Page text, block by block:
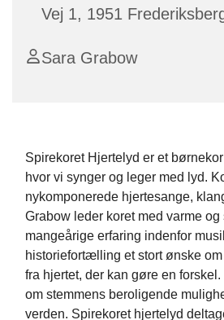
Vej 1, 1951
Sara Grabow
Spirekoret Hjertelyd er et
hvor vi synger og leger med lyd.
nykomponerede hjertesange,
Grabow leder koret med varme
mangeårige erfaring indenfor
historiefortælling et stort ønske
fra hjertet, der kan gøre en
om stemmens beroligende
verden. Spirekoret hjertelyd